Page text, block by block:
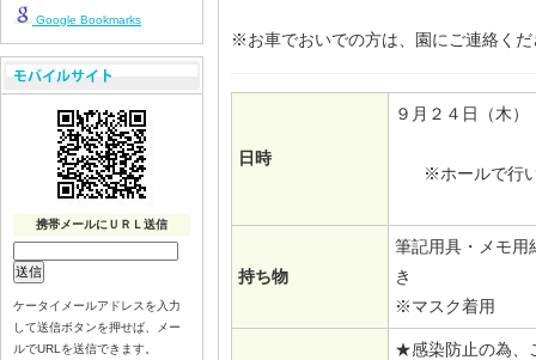
※お車でおいでの方は、園にご連絡くだ
日時
９月２４日（木
※ホールで行
持ち物
筆記用具・メモ用
き
※マスク着用
★感染防止の為、
Google Bookmarks
携帯メールにＵＲＬ送信
ケータイメールアドレスを入力
して送信ボタンを押せば、メー
ルでURLを送信できます。